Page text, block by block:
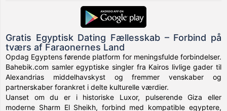
Gratis Egyptisk Dating Fællesskab – Forbind på
tværs af Faraonernes Land
Opdag Egyptens førende platform for meningsfulde forbindelser.
Bahebik.com samler egyptiske singler fra Kairos livlige gader til
Alexandrias middelhavskyst og fremmer venskaber og
partnerskaber forankret i delte kulturelle værdier.
Uanset om du er i historiske Luxor, pulserende Giza eller
moderne Sharm El Sheikh, forbind med kompatible egyptere,